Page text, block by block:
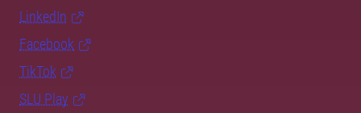
LinkedIn
Facebook
TikTok
SLU Play